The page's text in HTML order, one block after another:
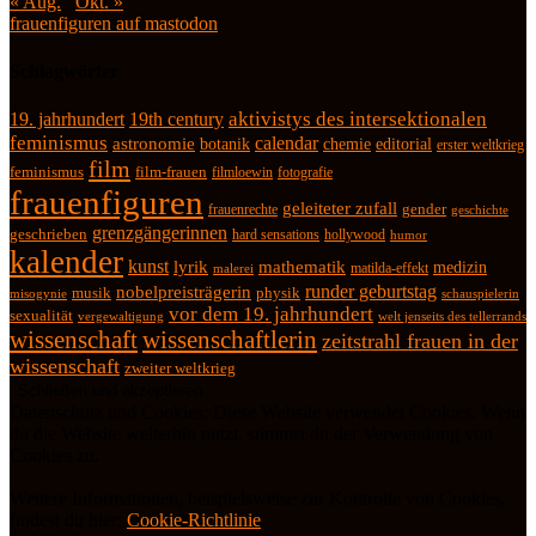
frauenfiguren auf mastodon
19. jahrhundert 19th century aktivistys des intersektionalen
feminismus astronomie botanik calendar chemie editorial erster weltkrieg
feminismus film film-frauen filmloewin fotografie
frauenfiguren frauenrechte geleiteter zufall gender geschichte
geschrieben grenzgängerinnen hard sensations hollywood humor
kalender kunst lyrik malerei mathematik matilda-effekt medizin
misogynie musik nobelpreisträgerin physik runder geburtstag schauspielerin
sexualität vergewaltigung vor dem 19. jahrhundert welt jenseits des tellerrands
wissenschaftwissenschaftlerin zeitstrahl frauen in der
wissenschaft zweiter weltkrieg
Cookie-Richtlinie